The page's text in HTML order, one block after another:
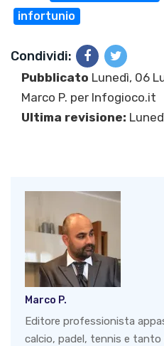
infortunio
Condividi:
Pubblicato Lunedì, 06
Marco P. per Infogioco.it
Ultima revisione:
Marco P.
Editore professionista
calcio, padel, tennis e tanto